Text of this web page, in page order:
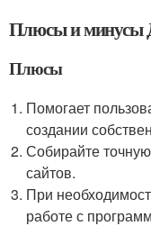
Плюсы и минусы
Плюсы
Помогает
создании
Собирайте
сайтов.
При
работе с